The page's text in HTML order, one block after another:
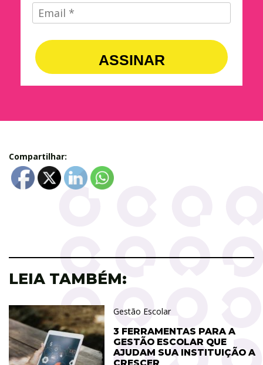
ASSINAR
Compartilhar:
LEIA TAMBÉM:
Gestão Escolar
3 FERRAMENTAS PARA A
GESTÃO ESCOLAR QUE
AJUDAM SUA INSTITUIÇÃO A